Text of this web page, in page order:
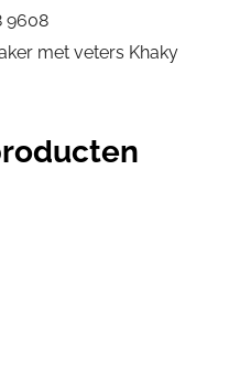
9608
met veters Khaky